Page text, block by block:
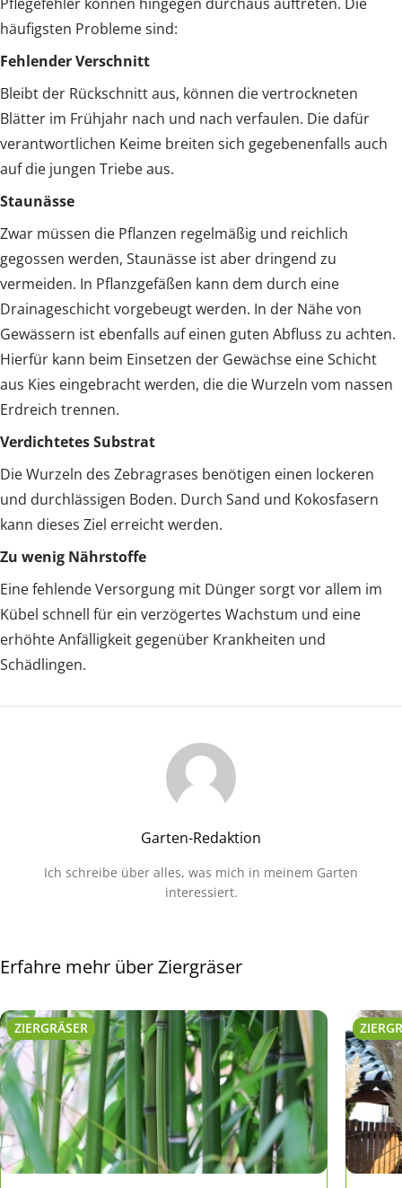
häufigsten Probleme sind:
Fehlender Verschnitt
Bleibt der Rückschnitt aus, können die vertrockneten
Blätter im Frühjahr nach und nach verfaulen. Die dafür
verantwortlichen Keime breiten sich gegebenenfalls auch
auf die jungen Triebe aus.
Staunässe
Zwar müssen die Pflanzen regelmäßig und reichlich
gegossen werden, Staunässe ist aber dringend zu
vermeiden. In Pflanzgefäßen kann dem durch eine
Drainageschicht vorgebeugt werden. In der Nähe von
Gewässern ist ebenfalls auf einen guten Abfluss zu achten.
Hierfür kann beim Einsetzen der Gewächse eine Schicht
aus Kies eingebracht werden, die die Wurzeln vom nassen
Erdreich trennen.
Verdichtetes Substrat
Die Wurzeln des Zebragrases benötigen einen lockeren
und durchlässigen Boden. Durch Sand und Kokosfasern
kann dieses Ziel erreicht werden.
Zu wenig Nährstoffe
Eine fehlende Versorgung mit Dünger sorgt vor allem im
Kübel schnell für ein verzögertes Wachstum und eine
erhöhte Anfälligkeit gegenüber Krankheiten und
Schädlingen.
Garten-Redaktion
Ich schreibe über alles, was mich in meinem Garten
interessiert.
Erfahre mehr über Ziergräser
ZIERGRÄSER